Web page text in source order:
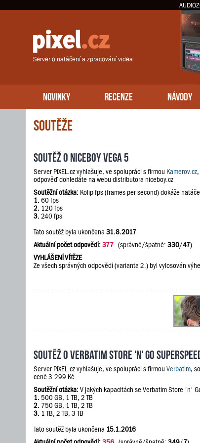
Server o natáčení a zpracování videa
NOVINKY RECENZE NÁVODY
Soutěže
Soutěž o Niceboy VEGA 5
Server PiXEL.cz vyhlašuje, ve spolupráci s firmou Kamerov.cz
odpověď dohledáte na webu distributora niceboy.cz
Soutěžní otázka: Kolip fps (frames per second) dokáže
1. 60 fps
2. 120 fps
3. 240 fps
Tato soutěž byla ukončena 31.8.2017
Aktuální počet odpovědí:377 (správně/špatně: 330/47)
VYHLÁŠENÍ VÍTĚZE
Ze všech správných odpovědí (varianta 2.) byl vylosován
Soutěž o Verbatim Store 'n' Go
Server PiXEL.cz vyhlašuje, ve spolupráci s firmou Verbatim,
ceně 3.299 Kč.
Soutěžní otázka:V jakých kapacitách se Verbatim Store 'n'
1. 500 GB, 1 TB, 2 TB
2. 750 GB, 1 TB, 2 TB
3. 1 TB, 2 TB, 3 TB
Tato soutěž byla ukončena 15.1.2016